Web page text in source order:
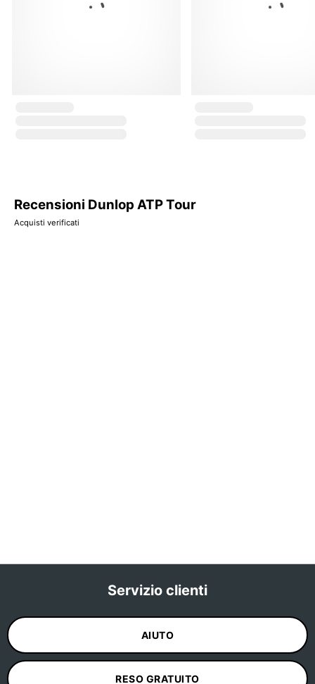
Recensioni Dunlop ATP Tour
Acquisti verificati
Servizio clienti
AIUTO
RESO GRATUITO